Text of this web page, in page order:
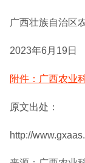
广西壮族自治区
2023年6月19日
附件：广西农业
原文出处：
http://